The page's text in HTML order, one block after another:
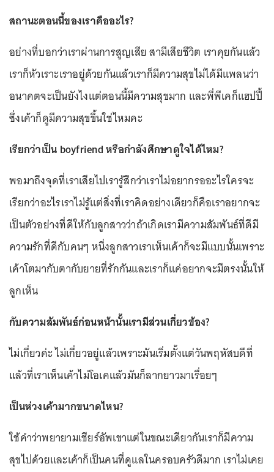
สถานะตอนนี้ของเราคืออะไร?
อย่างที่บอกว่าเราผ่านการสูญเสีย สามีเสียชีวิต เราคุยกันแล้ว
เราก็หัวเราะเราอยู่ด้วยกันแล้วเราก็มีความสุขไม่ได้มีแพลนว่า
อนาคตจะเป็นยังไงแต่ตอนนี้มีความสุขมาก และพี่พีเคก็แฮปปี้
ซึ่งเค้าก็ดูมีความสุขขึ้นใช่ไหมคะ
เรียกว่าเป็น boyfriend หรือกำลังศึกษาดูใจได้ไหม?
พอมาถึงจุดที่เราเสียไปเรารู้สึกว่าเราไม่อยากรออะไรใครจะ
เรียกว่าอะไรเราไม่รู้แต่สิ่งที่เราคิดอย่างเดียวก็คือเราอยากจะ
เป็นตัวอย่างที่ดีให้กับลูกสาวว่าถ้าเกิดเรามีความสัมพันธ์ที่ดีมี
ความรักที่ดีกับคนๆ หนึ่งลูกสาวเราเห็นเค้าก็จะมีแบบนั้นเพราะ
เค้าโตมากับตากับยายที่รักกันและเราก็แค่อยากจะมีตรงนั้นให้
ลูกเห็น
กับความสัมพันธ์ก่อนหน้านั้นเรามีส่วนเกี่ยวข้อง?
ไม่เกี่ยวค่ะ ไม่เกี่ยวอยู่แล้วเพราะมันเริ่มตั้งแต่วันพฤหัสบดีที่
แล้วที่เราเห็นเค้าไม่โอเคแล้วมันก็ลากยาวมาเรื่อยๆ
เป็นห่วงเค้ามากขนาดไหน?
ใช้คำว่าพยายามเชียร์อัพเขาแต่ในขณะเดียวกันเราก็มีความ
สุขไปด้วยและเค้าก็เป็นคนที่ดูแลในครอบครัวดีมาก เราไม่เคย